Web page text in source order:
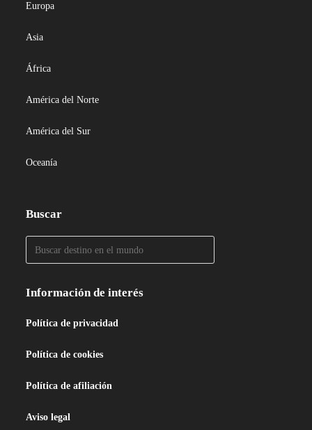
Europa
Asia
África
América del Norte
América del Sur
Oceanía
Buscar
Información de interés
Política de privacidad
Política de cookies
Política de afiliación
Aviso legal